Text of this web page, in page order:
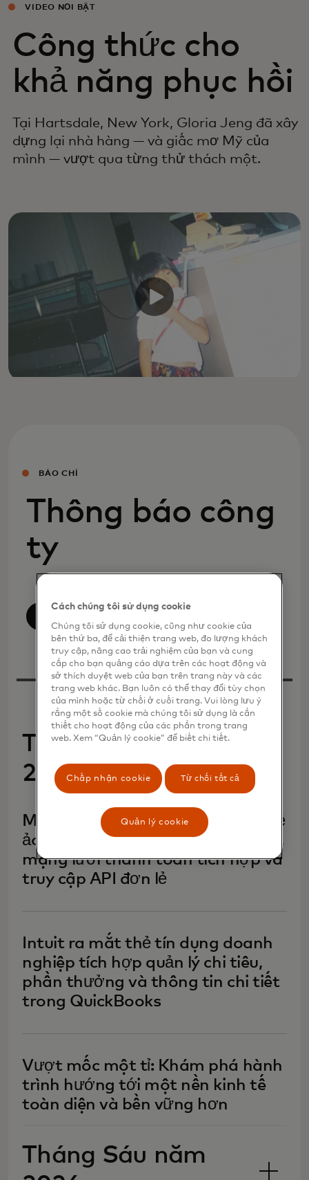
VIDEO NỔI BẬT
Công thức cho
khả năng phục hồi
Tại Hartsdale, New York, Gloria Jeng đã xây
dựng lại nhà hàng — và giấc mơ Mỹ của
mình — vượt qua từng thử thách một.
BÁO CHÍ
Thông báo công
ty
Tháng 07 năm
2026
Mastercard mở rộng nền tảng thẻ
ảo với các kiểm soát bảo mật mới,
mạng lưới thanh toán tích hợp và
truy cập API đơn lẻ
Intuit ra mắt thẻ tín dụng doanh
nghiệp tích hợp quản lý chi tiêu,
phần thưởng và thông tin chi tiết
trong QuickBooks
Vượt mốc một tỉ: Khám phá hành
trình hướng tới một nền kinh tế
toàn diện và bền vững hơn
Tháng Sáu năm
Cách chúng tôi sử dụng cookie
Chúng tôi sử dụng cookie, cũng như cookie của
bên thứ ba, để cải thiện trang web, đo lượng khách
truy cập, nâng cao trải nghiệm của bạn và cung
cấp cho bạn quảng cáo dựa trên các hoạt động và
sở thích duyệt web của bạn trên trang này và các
trang web khác. Bạn luôn có thể thay đổi tùy chọn
của mình hoặc từ chối ở cuối trang. Vui lòng lưu ý
rằng một số cookie mà chúng tôi sử dụng là cần
thiết cho hoạt động của các phần trong trang
web. Xem “Quản lý cookie” để biết chi tiết.
Chấp nhận cookie Từ chối tất cả
Quản lý cookie